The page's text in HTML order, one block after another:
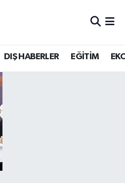
DIŞ HABERLER EĞİTİM